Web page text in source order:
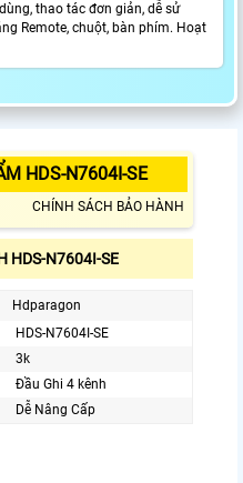
thao tác đơn giản, dễ sử
Remote, chuột, bàn phím. Hoạt
HDS-N7604I-SE
CHÍNH SÁCH BẢO HÀNH
HDS-N7604I-SE
Hdparagon
HDS-N7604I-SE
3k
Đầu Ghi 4 kênh
Dễ Nâng Cấp